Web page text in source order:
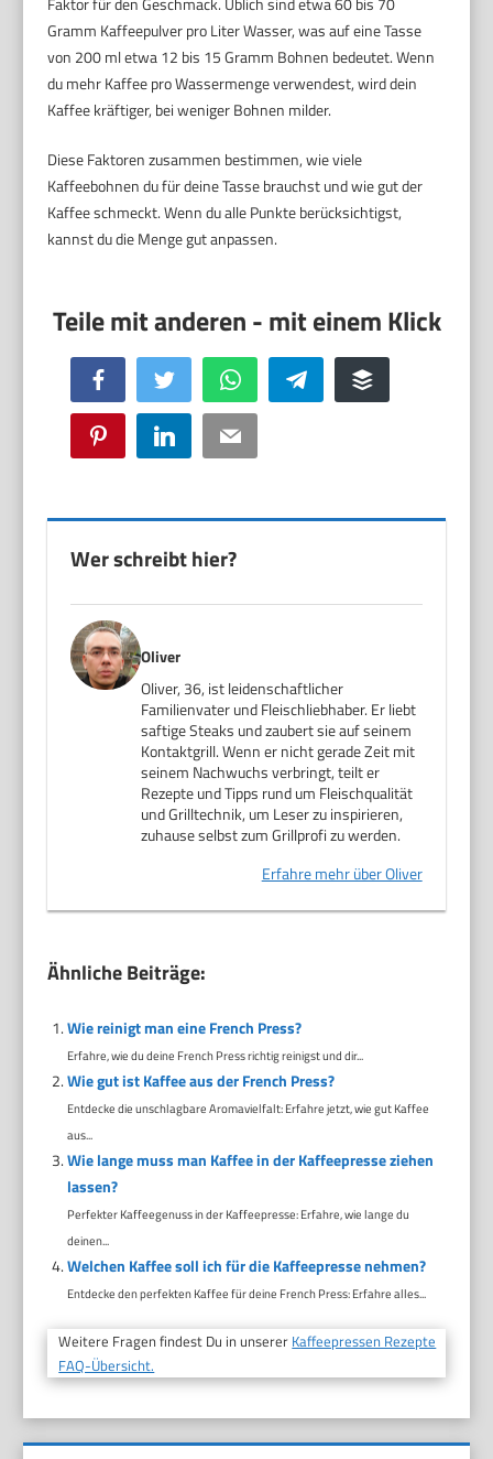
Gramm Kaffeepulver pro Liter Wasser, was auf eine Tasse
von 200 ml etwa 12 bis 15 Gramm Bohnen bedeutet. Wenn
du mehr Kaffee pro Wassermenge verwendest, wird dein
Kaffee kräftiger, bei weniger Bohnen milder.
Diese Faktoren zusammen bestimmen, wie viele
Kaffeebohnen du für deine Tasse brauchst und wie gut der
Kaffee schmeckt. Wenn du alle Punkte berücksichtigst,
kannst du die Menge gut anpassen.
Facebook Twitter WhatsApp Telegram Buffer
Pinterest LinkedIn Email
Wer schreibt hier?
Oliver
Oliver, 36, ist leidenschaftlicher
Familienvater und Fleischliebhaber. Er liebt
saftige Steaks und zaubert sie auf seinem
Kontaktgrill. Wenn er nicht gerade Zeit mit
seinem Nachwuchs verbringt, teilt er
Rezepte und Tipps rund um Fleischqualität
und Grilltechnik, um Leser zu inspirieren,
zuhause selbst zum Grillprofi zu werden.
Erfahre mehr über Oliver
Ähnliche Beiträge:
Wie reinigt man eine French Press?
Erfahre, wie du deine French Press richtig reinigst und dir...
Wie gut ist Kaffee aus der French Press?
Entdecke die unschlagbare Aromavielfalt: Erfahre jetzt, wie gut Kaffee
aus...
Wie lange muss man Kaffee in der Kaffeepresse ziehen
lassen?
Perfekter Kaffeegenuss in der Kaffeepresse: Erfahre, wie lange du
deinen...
Welchen Kaffee soll ich für die Kaffeepresse nehmen?
Entdecke den perfekten Kaffee für deine French Press: Erfahre alles...
Weitere Fragen findest Du in unserer Kaffeepressen Rezepte
FAQ-Übersicht.